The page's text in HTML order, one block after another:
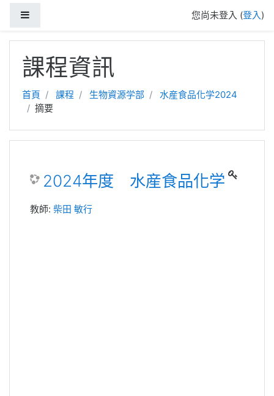
您尚未登入 (登入)
課程資訊
首頁 課程 生物資源学部
水産食品化学2024
摘要
2024年度 水産食品化学
教師: 柴田 敏行